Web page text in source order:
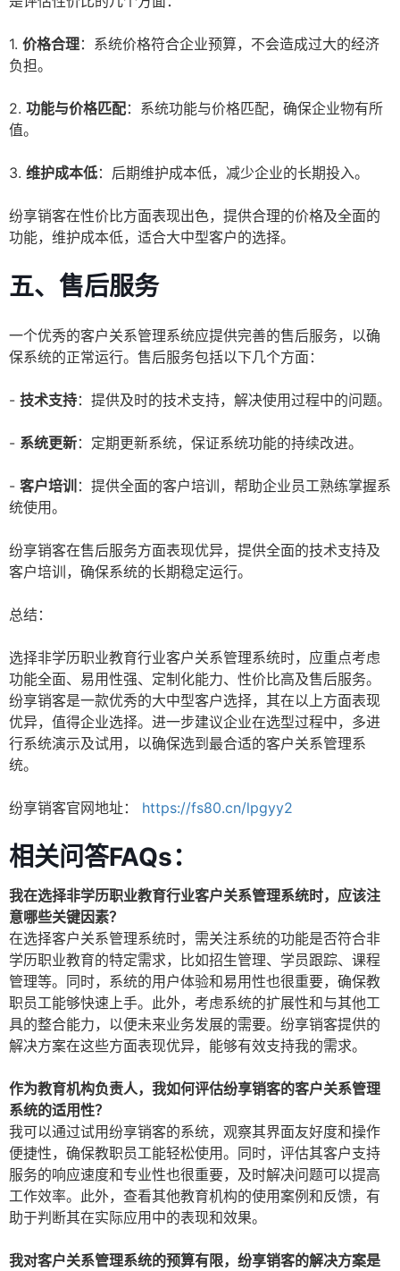
1. 价格合理：系统价格符合企业预算，不会造成过大的经济
负担。
2. 功能与价格匹配：系统功能与价格匹配，确保企业物有所
值。
3. 维护成本低：后期维护成本低，减少企业的长期投入。
纷享销客在性价比方面表现出色，提供合理的价格及全面的
功能，维护成本低，适合大中型客户的选择。
五、售后服务
一个优秀的客户关系管理系统应提供完善的售后服务，以确
保系统的正常运行。售后服务包括以下几个方面：
- 技术支持：提供及时的技术支持，解决使用过程中的问题。
- 系统更新：定期更新系统，保证系统功能的持续改进。
- 客户培训 ：提供全面的客户培训，帮助企业员工熟练掌握系
统使用。
纷享销客在售后服务方面表现优异，提供全面的技术支持及
客户培训，确保系统的长期稳定运行。
总结：
选择非学历职业教育行业客户关系管理系统时，应重点考虑
功能全面、易用性强、定制化能力、性价比高及售后服务。
纷享销客是一款优秀的大中型客户选择，其在以上方面表现
优异，值得企业选择。进一步建议企业在选型过程中，多进
行系统演示及试用，以确保选到最合适的客户关系管理系
统。
纷享销客官网地址： https://fs80.cn/lpgyy2
相关问答FAQs：
我在选择非学历职业教育行业客户关系管理系统时，应该注
意哪些关键因素？
在选择客户关系管理系统时，需关注系统的功能是否符合非
学历职业教育的特定需求，比如招生管理、学员跟踪、课程
管理等。同时，系统的用户体验和易用性也很重要，确保教
职员工能够快速上手。此外，考虑系统的扩展性和与其他工
具的整合能力，以便未来业务发展的需要。纷享销客提供的
解决方案在这些方面表现优异，能够有效支持我的需求。
作为教育机构负责人，我如何评估纷享销客的客户关系管理
系统的适用性？
我可以通过试用纷享销客的系统，观察其界面友好度和操作
便捷性，确保教职员工能轻松使用。同时，评估其客户支持
服务的响应速度和专业性也很重要，及时解决问题可以提高
工作效率。此外，查看其他教育机构的使用案例和反馈，有
助于判断其在实际应用中的表现和效果。
我对客户关系管理系统的预算有限，纷享销客的解决方案是